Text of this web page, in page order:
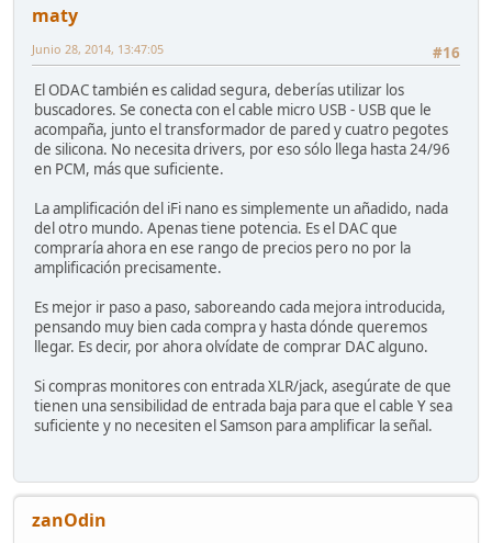
maty
#16
Junio 28, 2014, 13:47:05
El ODAC también es calidad segura, deberías utilizar los
buscadores. Se conecta con el cable micro USB - USB que le
acompaña, junto el transformador de pared y cuatro pegotes
de silicona. No necesita drivers, por eso sólo llega hasta 24/96
en PCM, más que suficiente.
La amplificación del iFi nano es simplemente un añadido, nada
del otro mundo. Apenas tiene potencia. Es el DAC que
compraría ahora en ese rango de precios pero no por la
amplificación precisamente.
Es mejor ir paso a paso, saboreando cada mejora introducida,
pensando muy bien cada compra y hasta dónde queremos
llegar. Es decir, por ahora olvídate de comprar DAC alguno.
Si compras monitores con entrada XLR/jack, asegúrate de que
tienen una sensibilidad de entrada baja para que el cable Y sea
suficiente y no necesiten el Samson para amplificar la señal.
zanOdin